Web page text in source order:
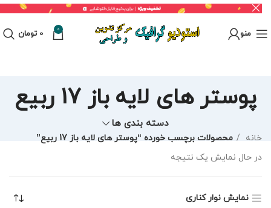
منو 0
0 تومان
پوستر های لایه باز 17 ربیع
دسته بندی ها
خانه
محصولات برچسب خورده “پوستر های لایه باز 17 ربیع”
در حال نمایش یک نتیجه
نمایش نوار کناری